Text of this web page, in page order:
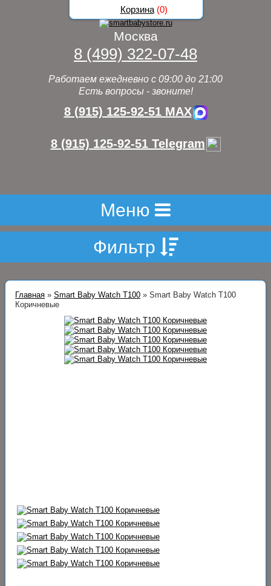
Москва
8 (499) 322-07-48
Работаем ежедневно с 09:00 до 21:00
Есть вопросы - звоните!
8 (915) 125-92-51 MAX
8 (915) 125-92-51 Telegram
Меню
Фильтр
Главная » Smart Baby Watch T100 » Smart Baby Watch T100
Коричневые
Корзина(0)